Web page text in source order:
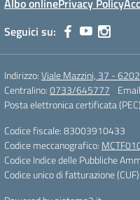
Albo onlinePrivacy Policy
Seguici su:
Indirizzo:Viale Mazzini, 37 -
Centralino:0733/645777
Posta elettronica certificata
Codice fiscale: 83003910433
Codice meccanografico:
Codice Indice delle Pubbliche
Codice unico di fatturazione